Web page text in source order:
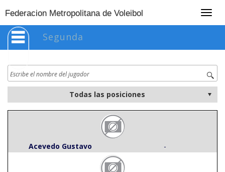
Federacion Metropolitana de Voleibol
Segunda
Acevedo Gustavo -